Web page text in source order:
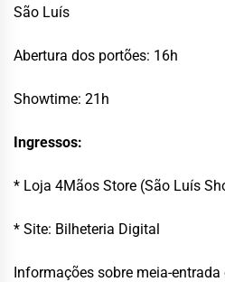
São Luís
Abertura dos portões: 16h
Showtime: 21h
Ingressos:
* Loja 4Mãos Store (São Luís
* Site: Bilheteria Digital
Informações sobre meia-